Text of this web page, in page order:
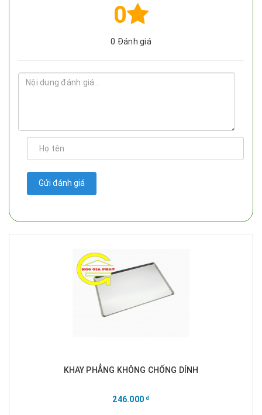
0
0 Đánh giá
Gửi đánh giá
KHAY PHẲNG KHÔNG CHỐNG DÍNH
246.000đ